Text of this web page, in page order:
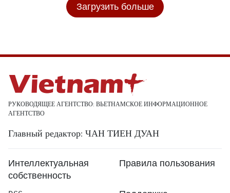
Загрузить больше
РУКОВОДЯЩЕЕ АГЕНТСТВО: ВЬЕТНАМСКОЕ ИНФОРМАЦИОННОЕ
АГЕНТСТВО
Главный редактор: ЧАН ТИЕН ДУАН
Интеллектуальная
собственность
Правила пользования